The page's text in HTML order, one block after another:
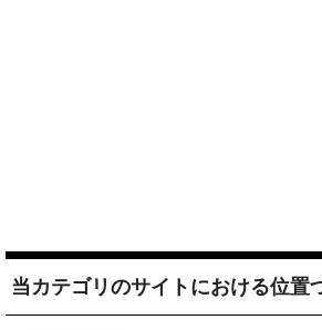
当カテゴリのサイトにおける位置